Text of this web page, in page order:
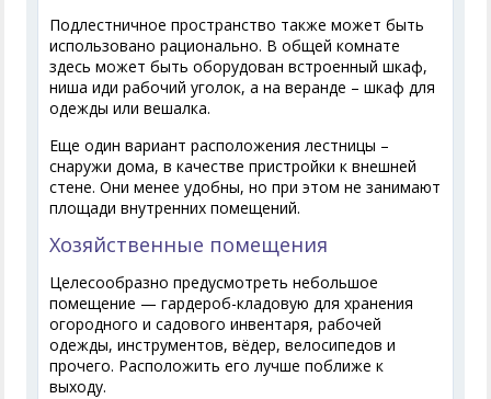
Подлестничное пространство также может быть
использовано рационально. В общей комнате
здесь может быть оборудован встроенный шкаф,
ниша иди рабочий уголок, а на веранде – шкаф для
одежды или вешалка.
Еще один вариант расположения лестницы –
снаружи дома, в качестве пристройки к внешней
стене. Они менее удобны, но при этом не занимают
площади внутренних помещений.
Хозяйственные помещения
Целесообразно предусмотреть небольшое
помещение — гардероб-кладовую для хранения
огородного и садового инвентаря, рабочей
одежды, инструментов, вёдер, велосипедов и
прочего. Расположить его лучше поближе к
выходу.